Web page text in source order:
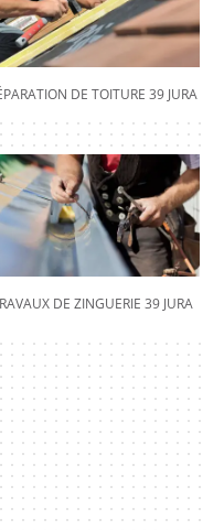
DE TOITURE 39 JURA
DE ZINGUERIE 39 JURA